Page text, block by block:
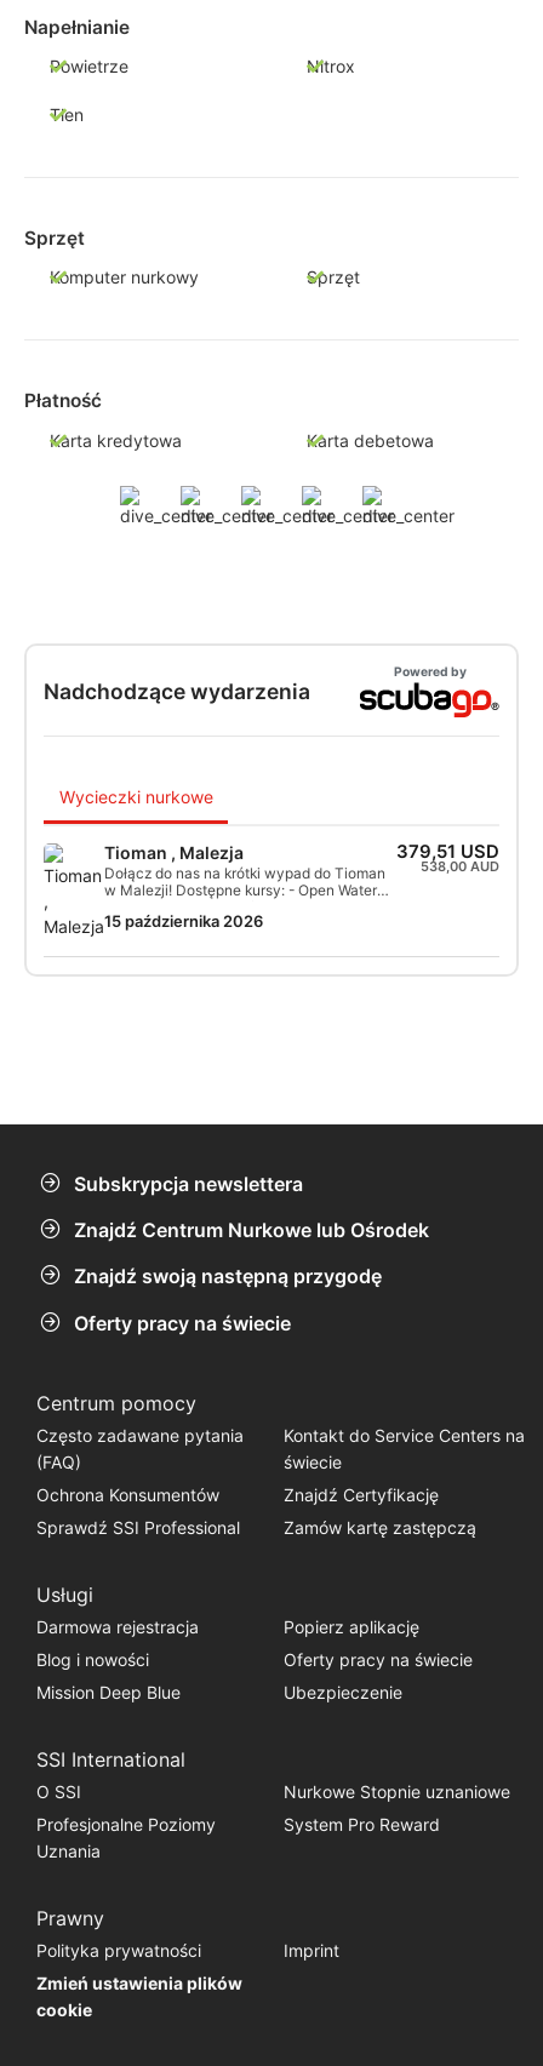
Napełnianie
Powietrze Nitrox
Tlen
Sprzęt
Komputer nurkowy Sprzęt
Płatność
Karta kredytowa Karta debetowa
Nadchodzące wydarzenia
Powered by
Wycieczki nurkowe
Tioman , Malezja
Dołącz do nas na krótki wypad do Tioman
w Malezji! Dostępne kursy: - Open Water
Diver Stress & Rescue (tylko część Open
15 października 2026
379,51 USD
538,00 AUD
Subskrypcja newslettera
Znajdź Centrum Nurkowe lub Ośrodek
Znajdź swoją następną przygodę
Oferty pracy na świecie
Centrum pomocy
Często zadawane pytania
(FAQ)
Kontakt do Service Centers na
świecie
Ochrona Konsumentów
Znajdź Certyfikację
Sprawdź SSI Professional
Zamów kartę zastępczą
Usługi
Darmowa rejestracja
Popierz aplikację
Blog i nowości
Oferty pracy na świecie
Mission Deep Blue
Ubezpieczenie
SSI International
O SSI
Nurkowe Stopnie uznaniowe
Profesjonalne Poziomy
Uznania
System Pro Reward
Prawny
Polityka prywatności
Imprint
Zmień ustawienia plików
cookie